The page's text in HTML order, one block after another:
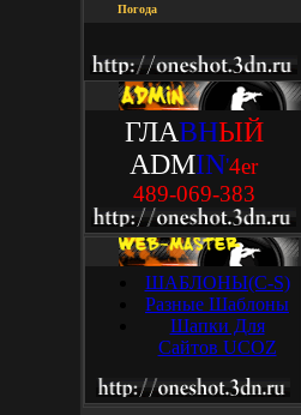
Погода
ГЛАВНЫЙ
ADMIN'4er
489-069-383
ШАБЛОНЫ(C-S)
Разные Шаблоны
Шапки Для
Сайтов UCOZ